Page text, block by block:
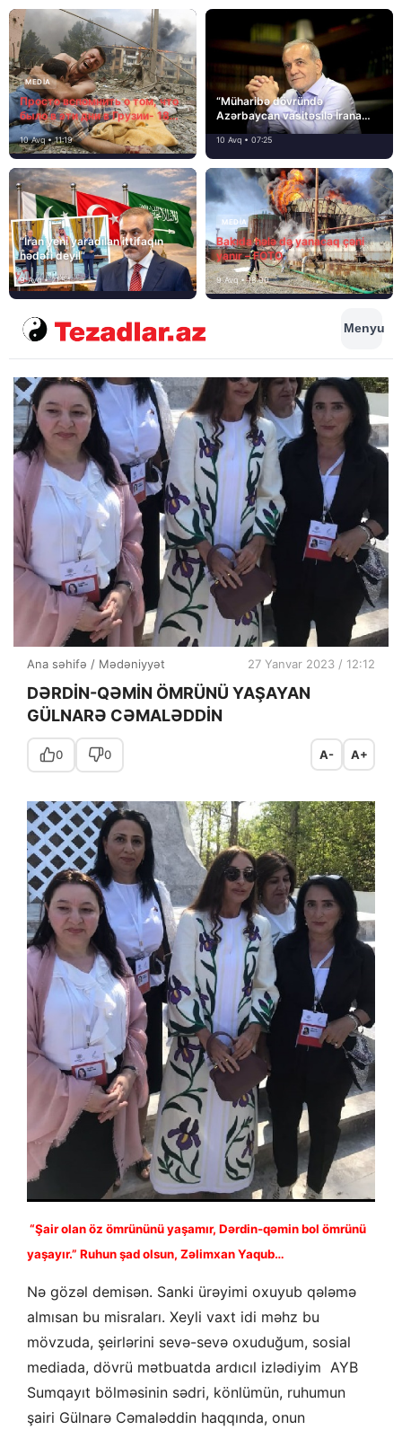
MEDİA
Просто вспомнить о том, что
было в эти дни в Грузии- 18
лет назад, 8 августа 2008
года…
10 Avq • 11:19
“Müharibə dövründə
Azərbaycan vasitəsilə İrana
yardım və dəstək göstərilib”
10 Avq • 07:25
“İran yeni yaradılan ittifaqın
hədəfi deyil”
9 Avq • 21:54
MEDİA
Bakıda hələ də yanacaq çəni
yanır – FOTO
9 Avq • 18:00
Menyu
Ana səhifə / Mədəniyyət 27 Yanvar 2023 / 12:12
DƏRDİN-QƏMİN ÖMRÜNÜ YAŞAYAN
GÜLNARƏ CƏMALƏDDİN
0 0 A- A+
“Şair olan öz ömrününü yaşamır, Dərdin-qəmin bol ömrünü
yaşayır.” Ruhun şad olsun, Zəlimxan Yaqub…
Nə gözəl demisən. Sanki ürəyimi oxuyub qələmə
almısan bu misraları. Xeyli vaxt idi məhz bu
mövzuda, şeirlərini sevə-sevə oxuduğum, sosial
mediada, dövrü mətbuatda ardıcıl izlədiyim AYB
Sumqayıt bölməsinin sədri, könlümün, ruhumun
şairi Gülnarə Cəmaləddin haqqında, onun